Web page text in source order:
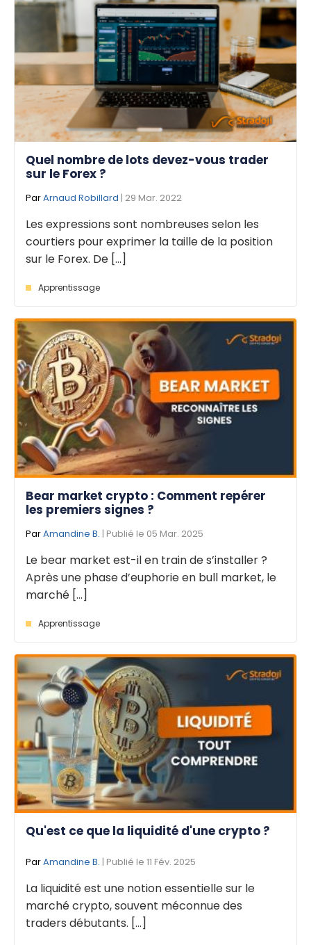
Quel nombre de lots devez-vous trader
sur le Forex ?
ParArnaud Robillard | 29 Mar. 2022
Les expressions sont nombreuses selon les
courtiers pour exprimer la taille de la position
sur le Forex. De [...]
Apprentissage
Bear market crypto : Comment repérer
les premiers signes ?
ParAmandine B. | Publié le 05 Mar. 2025
Le bear market est-il en train de s’installer ?
Après une phase d’euphorie en bull market, le
marché [...]
Apprentissage
Qu'est ce que la liquidité d'une crypto ?
ParAmandine B. | Publié le 11 Fév. 2025
La liquidité est une notion essentielle sur le
marché crypto, souvent méconnue des
traders débutants. [...]